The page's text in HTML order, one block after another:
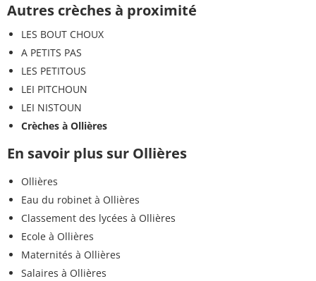
Autres crèches à proximité
LES BOUT CHOUX
A PETITS PAS
LES PETITOUS
LEI PITCHOUN
LEI NISTOUN
Crèches à Ollières
En savoir plus sur Ollières
Ollières
Eau du robinet à Ollières
Classement des lycées à Ollières
Ecole à Ollières
Maternités à Ollières
Salaires à Ollières